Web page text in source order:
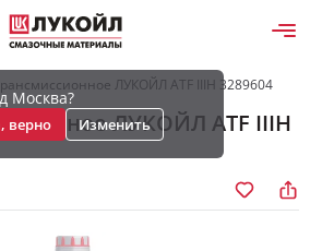
Москва?
верно Изменить
ЛУКОЙЛ ATF IIIH 3289604
ЛУКОЙЛ ATF IIIH